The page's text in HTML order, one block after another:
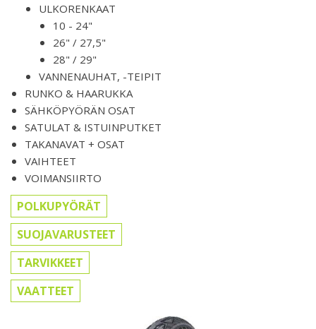
ULKORENKAAT
10 - 24"
26" / 27,5"
28" / 29"
VANNENAUHAT, -TEIPIT
RUNKO & HAARUKKA
SÄHKÖPYÖRÄN OSAT
SATULAT & ISTUINPUTKET
TAKANAVAT + OSAT
VAIHTEET
VOIMANSIIRTO
POLKUPYÖRÄT
SUOJAVARUSTEET
TARVIKKEET
VAATTEET